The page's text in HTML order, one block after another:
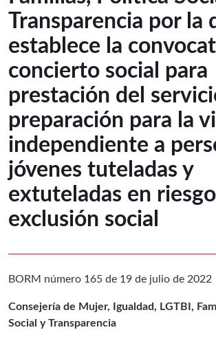
Transparencia por la
establece la
concierto social para
prestación del
preparación para la
independiente a
jóvenes tuteladas y
extuteladas en
exclusión social
BORM número 165 de 19 de julio de 2022
Consejería de Mujer, Igualdad, LGTBI,
Social y Transparencia